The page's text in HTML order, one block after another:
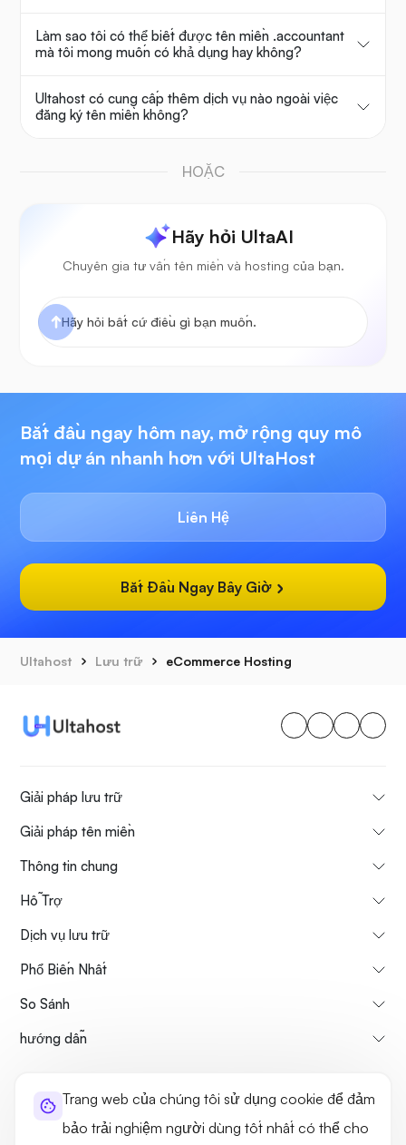
Trang web của chúng tôi sử dụng cookie để đảm
bảo trải nghiệm người dùng tốt nhất có thể cho
Làm sao tôi có thể biết được tên miền .accountant
mà tôi mong muốn có khả dụng hay không?
Ultahost có cung cấp thêm dịch vụ nào ngoài việc
đăng ký tên miền không?
HOẶC
Hãy hỏi UltaAI
Chuyên gia tư vấn tên miền và hosting của bạn.
Bắt đầu ngay hôm nay, mở rộng quy mô
mọi dự án nhanh hơn với UltaHost
Liên Hệ
Bắt Đầu Ngay Bây Giờ
Ultahost Lưu trữ eCommerce Hosting
Giải pháp lưu trữ
Giải pháp tên miền
Thông tin chung
Hỗ Trợ
Dịch vụ lưu trữ
Phổ Biến Nhất
So Sánh
hướng dẫn
Thông tin về chúng tôiChính sách hủy & hoàn tiền
Điều khoản sử dụng
Sơ đồ trang web